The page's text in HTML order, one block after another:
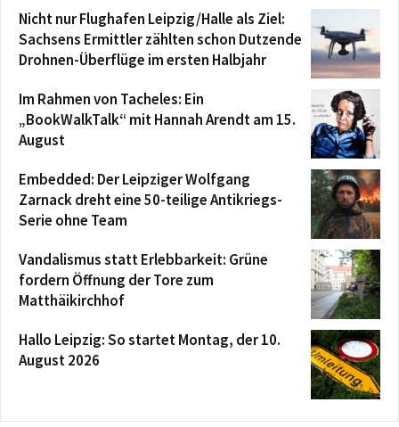
Nicht nur Flughafen Leipzig/Halle als Ziel:
Sachsens Ermittler zählten schon Dutzende
Drohnen-Überflüge im ersten Halbjahr
Im Rahmen von Tacheles: Ein
„BookWalkTalk“ mit Hannah Arendt am 15.
August
Embedded: Der Leipziger Wolfgang
Zarnack dreht eine 50-teilige Antikriegs-
Serie ohne Team
Vandalismus statt Erlebbarkeit: Grüne
fordern Öffnung der Tore zum
Matthäikirchhof
Hallo Leipzig: So startet Montag, der 10.
August 2026